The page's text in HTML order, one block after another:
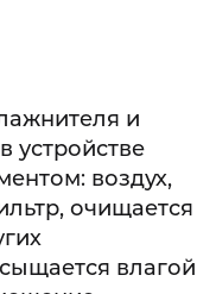
и
устройстве
воздух,
очищается
влагой